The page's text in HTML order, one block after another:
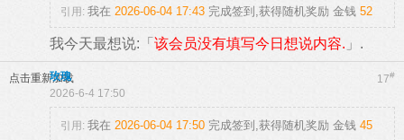
引用: 我在 2026-06-04 17:43 完成签到,获得随机奖励 金钱 52
我今天最想说:「 该会员没有填写今日想说内容. 」.
点击重新加载 17#
玫瑰
2026-6-4 17:50
引用: 我在 2026-06-04 17:50 完成签到,获得随机奖励 金钱 45